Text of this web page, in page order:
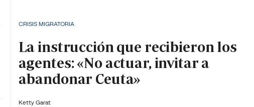
CRISIS MIGRATORIA
La instrucción que recibieron los
agentes: «No actuar, invitar a
abandonar Ceuta»
Ketty Garat